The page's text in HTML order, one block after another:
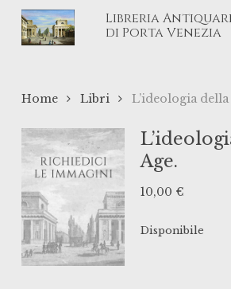
Skip
Libreria
di Porta Venezia
Home Libri L’ideologia della
Age.
10,00 €
Disponibile